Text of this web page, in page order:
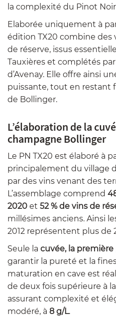
la complexité du Pinot
Elaborée uniquement à
édition TX20 combine des
de réserve, issus
Tauxières et complétés par
d’Avenay. Elle offre ainsi
puissante, tout en restant
de Bollinger.
L’élaboration de la
champagne Bollinger
Le PN TX20 est élaboré à
principalement du village
par des vins venant des
L’assemblage comprend
2020 et 52 % de vins de
millésimes anciens. Ainsi
2012 représentent plus de
Seule la cuvée, la première
garantir la pureté et la
maturation en cave est
de deux fois supérieure à
assurant complexité et
modéré, à 8 g/L.